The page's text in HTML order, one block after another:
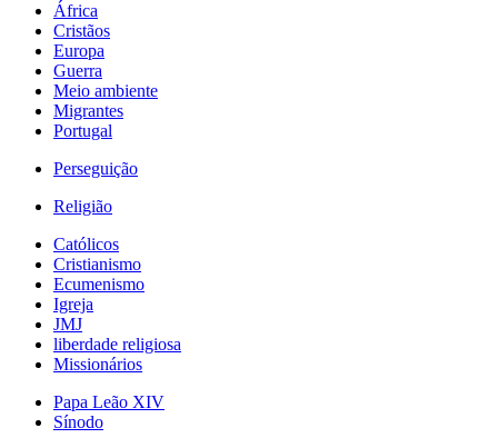
África
Cristãos
Europa
Guerra
Meio ambiente
Migrantes
Portugal
Perseguição
Religião
Católicos
Cristianismo
Ecumenismo
Igreja
JMJ
liberdade religiosa
Missionários
Papa Leão XIV
Sínodo